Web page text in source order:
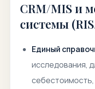
CRM/MIS и
системы
Единый
исследования,